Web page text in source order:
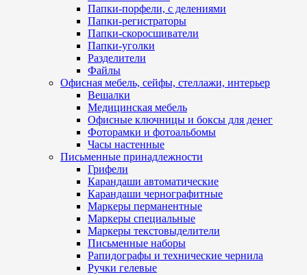
Папки-порфели, с делениями
Папки-регистраторы
Папки-скоросшиватели
Папки-уголки
Разделители
Файлы
Офисная мебель, сейфы, стеллажи, интерьер
Вешалки
Медицинская мебель
Офисные ключницы и боксы для денег
Фоторамки и фотоальбомы
Часы настенные
Письменные принадлежности
Грифели
Карандаши автоматические
Карандаши чернографитные
Маркеры перманентные
Маркеры специальные
Маркеры текстовыделители
Письменные наборы
Рапидографы и технические чернила
Ручки гелевые